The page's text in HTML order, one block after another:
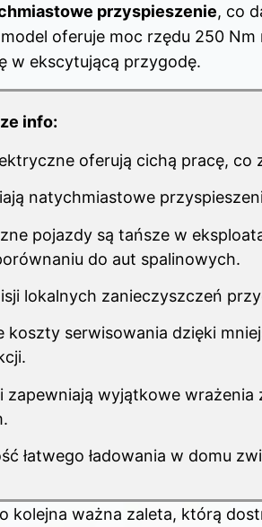
przyspieszenie, co
oferuje moc rzędu 250
w ekscytującą przygodę.
info:
oferują cichą pracę,
natychmiastowe
pojazdy są tańsze w
do aut spalinowych.
lokalnych zanieczyszczeń
koszty serwisowania dzięki
zapewniają wyjątkowe
łatwego ładowania w domu
kolejna ważna zaleta, którą